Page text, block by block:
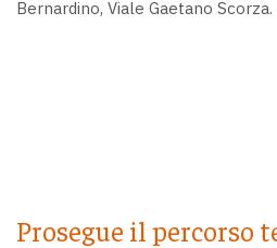
Bernardino, Viale Gaetano Scorza.
Prosegue il percorso